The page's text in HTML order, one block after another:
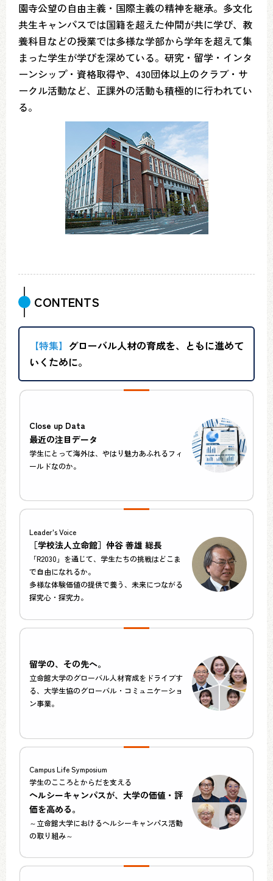
園寺公望の自由主義・国際主義の精神を継承。多文化
共生キャンパスでは国籍を超えた仲間が共に学び、教
養科目などの授業では多様な学部から学年を超えて集
まった学生が学びを深めている。研究・留学・インタ
ーンシップ・資格取得や、430団体以上のクラブ・サ
ークル活動など、正課外の活動も積極的に行われてい
る。
CONTENTS
【特集】 グローバル人材の育成を、ともに進めて
いくために。
Close up Data
最近の注目データ
学生にとって海外は、やはり魅力あふれるフィ
ールドなのか。
Leader's Voice
［学校法人立命館］仲谷 善雄 総長
「R2030」を通じて、学生たちの挑戦はどこま
で自由になれるか。
多様な体験価値の提供で養う、未来につながる
探究心・探究力。
留学の、その先へ。
立命館大学のグローバル人材育成をドライブす
る、大学生協のグローバル・コミュニケーショ
ン事業。
Campus Life Symposium
学生のこころとからだを支える
ヘルシーキャンパスが、大学の価値・評
価を高める。
～立命館大学におけるヘルシーキャンパス活動
の取り組み～